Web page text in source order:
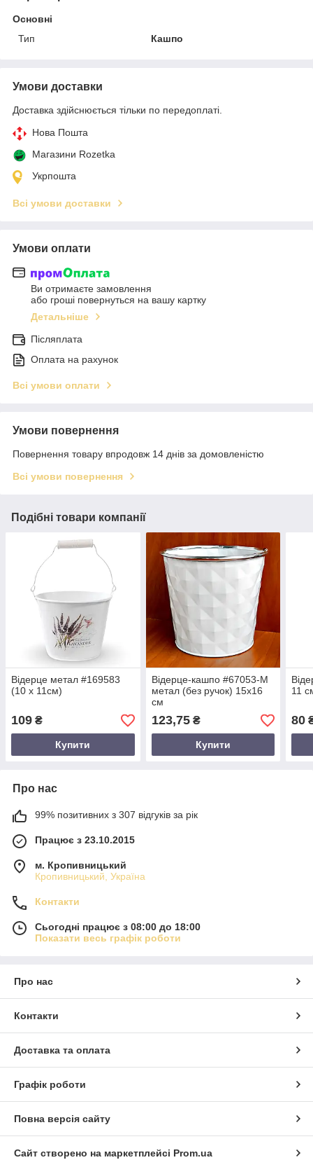
Основні
Тип
Кашпо
Умови доставки
Доставка здійснюється тільки по передоплаті.
Нова Пошта
Магазини Rozetka
Укрпошта
Всі умови доставки
Умови оплати
Ви отримаєте замовлення
або гроші повернуться на вашу картку
Детальніше
Післяплата
Оплата на рахунок
Всі умови оплати
Умови повернення
Повернення товару впродовж 14 днів за домовленістю
Всі умови повернення
Подібні товари компанії
Відерце метал #169583
(10 х 11см)
109 ₴
Купити
Відерце-кашпо #67053-M
метал (без ручок) 15х16
см
123,75₴
Купити
11
80
Про нас
99% позитивних з 307 відгуків за рік
Працює з 23.10.2015
м. Кропивницький
Кропивницький, Україна
Контакти
Сьогодні працює з 08:00 до 18:00
Показати весь графік роботи
Про нас
Контакти
Доставка та оплата
Графік роботи
Повна версія сайту
Сайт створено на маркетплейсі Prom.ua